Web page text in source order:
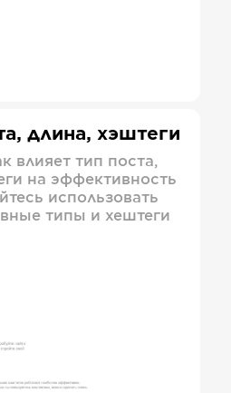
длина, хэштеги
влияет тип поста,
на эффективность
использовать
типы и хештеги